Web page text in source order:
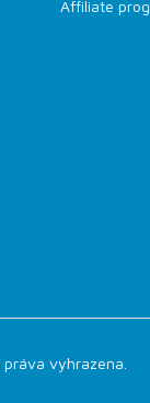
Affiliate
práva vyhrazena.